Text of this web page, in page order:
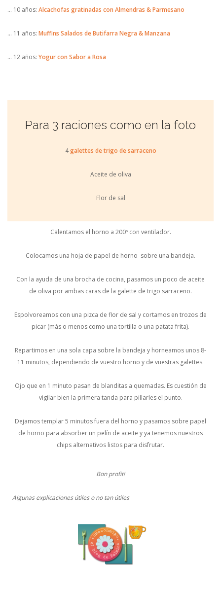
… 10 años: Alcachofas gratinadas con Almendras & Parmesano
… 11 años: Muffins Salados de Butifarra Negra & Manzana
… 12 años: Yogur con Sabor a Rosa
Para 3 raciones como en la foto
4galettes de trigo de sarraceno
Aceite de oliva
Flor de sal
Calentamos el horno a 200º con ventilador.
Colocamos una hoja de papel de horno sobre una bandeja.
Con la ayuda de una brocha de cocina, pasamos un poco de aceite
de oliva por ambas caras de la galette de trigo sarraceno.
Espolvoreamos con una pizca de flor de sal y cortamos en trozos de
picar (más o menos como una tortilla o una patata frita).
Repartimos en una sola capa sobre la bandeja y horneamos unos 8-
11 minutos, dependiendo de vuestro horno y de vuestras galettes.
Ojo que en 1 minuto pasan de blanditas a quemadas. Es cuestión de
vigilar bien la primera tanda para pillarles el punto.
Dejamos templar 5 minutos fuera del horno y pasamos sobre papel
de horno para absorber un pelín de aceite y ya tenemos nuestros
chips alternativos listos para disfrutar.
Bon profit!
Algunas explicaciones útiles o no tan útiles